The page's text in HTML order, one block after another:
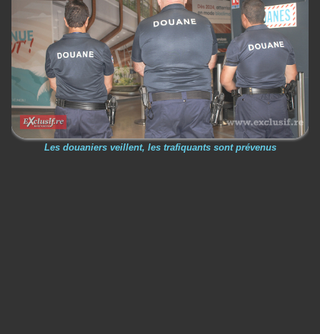
Les douaniers veillent, les trafiquants sont prévenus